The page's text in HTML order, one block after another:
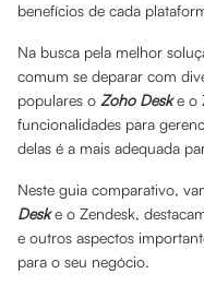
benefícios de cada
Na busca pela melhor
comum se deparar com
populares o Zoho Deske o
funcionalidades para
delas é a mais adequada
Neste guia comparativo,
Deske o Zendesk,
e outros aspectos
para o seu negócio.